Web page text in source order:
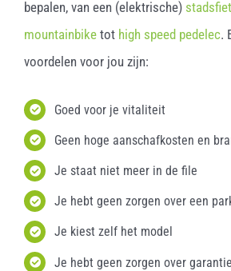
bepalen, van een (elektrische)
mountainbiketot high speed pedelec.
voordelen voor jou zijn:
Goed voor je vitaliteit
Geen hoge aanschafkosten en
Je staat niet meer in de file
Je hebt geen zorgen over een
Je kiest zelf het model
Je hebt geen zorgen over